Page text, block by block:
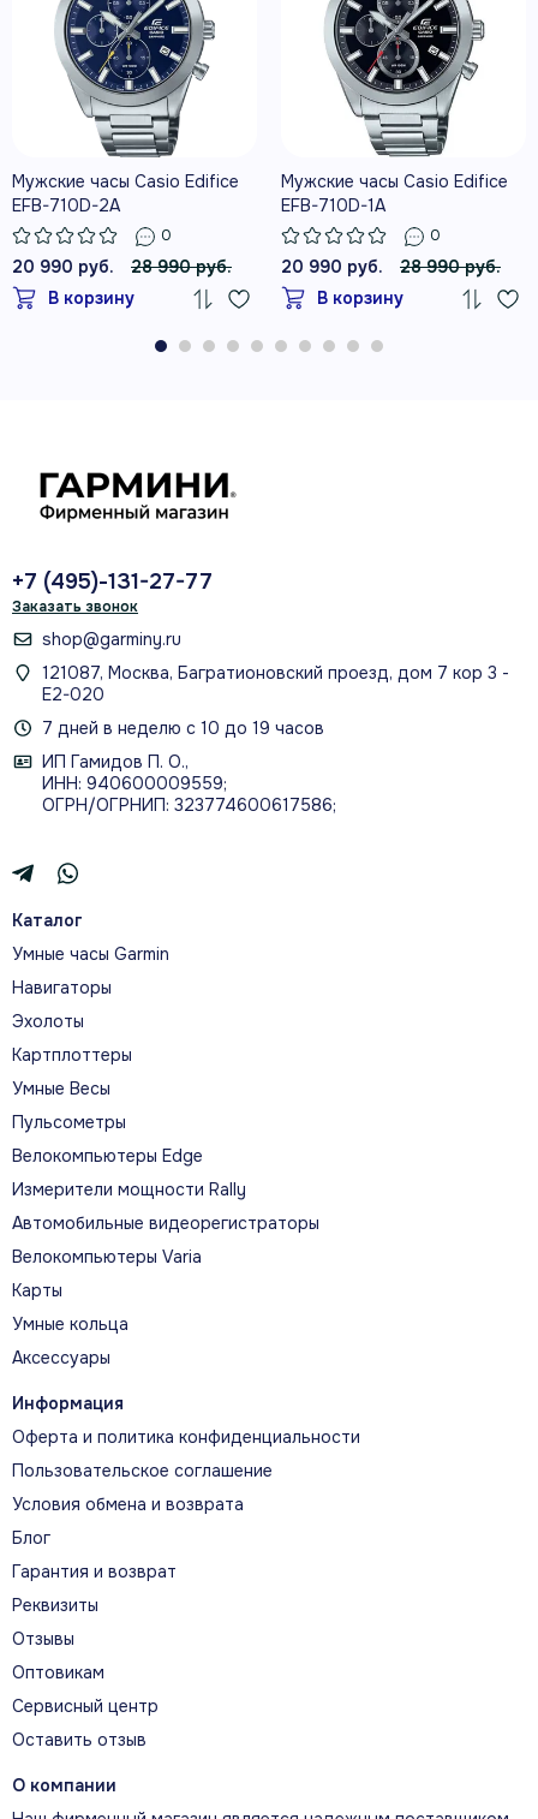
Мужские часы Casio Edifice
EFB-710D-2A
0
20 990 руб.
28 990 руб.
В корзину
Мужские часы Casio Edifice
EFB-710D-1A
0
20 990 руб.
28 990 руб.
В корзину
+7 (495)-131-27-77
Заказать звонок
shop@garminy.ru
121087, Москва, Багратионовский проезд, дом 7 кор 3 -
Е2-020
7 дней в неделю с 10 до 19 часов
ИП Гамидов П. О.,
ИНН: 940600009559;
ОГРН/ОГРНИП: 323774600617586;
Каталог
Умные часы Garmin
Навигаторы
Эхолоты
Картплоттеры
Умные Весы
Пульсометры
Велокомпьютеры Edge
Измерители мощности Rally
Автомобильные видеорегистраторы
Велокомпьютеры Varia
Карты
Умные кольца
Аксессуары
Информация
Оферта и политика конфиденциальности
Пользовательское соглашение
Условия обмена и возврата
Блог
Гарантия и возврат
Реквизиты
Отзывы
Оптовикам
Сервисный центр
Оставить отзыв
О компании